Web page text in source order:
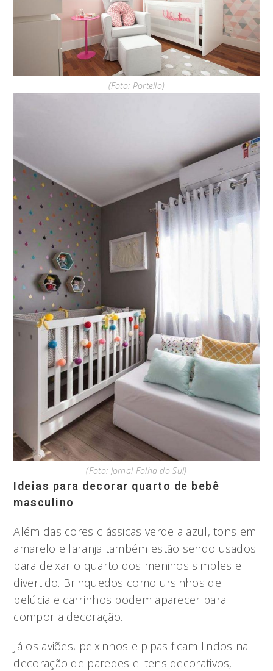
(Foto: Portello)
(Foto: Jornal Folha do Sul)
Ideias para decorar quarto de bebê
masculino
Além das cores clássicas verde a azul, tons em
amarelo e laranja também estão sendo usados
para deixar o quarto dos meninos simples e
divertido. Brinquedos como ursinhos de
pelúcia e carrinhos podem aparecer para
compor a decoração.
Já os aviões, peixinhos e pipas ficam lindos na
decoração de paredes e itens decorativos,